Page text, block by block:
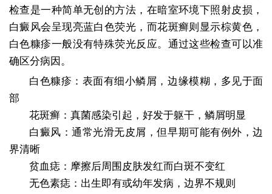
检查是一种简单无创的方法，在暗室环境下照射皮损，
白癜风会呈现亮蓝白色荧光，而花斑癣则显示棕黄色，
白色糠疹一般没有特殊荧光反应。通过这些检查可以准
确区分病因。
白色糠疹：表面有细小鳞屑，边缘模糊，多见于面
部
花斑癣：真菌感染引起，好发于躯干，鳞屑明显
白癜风：通常光滑无皮屑，但早期可能有例外，边
界清晰
贫血痣：摩擦后周围皮肤发红而白斑不变红
无色素痣：出生即有或幼年发病，边界不规则